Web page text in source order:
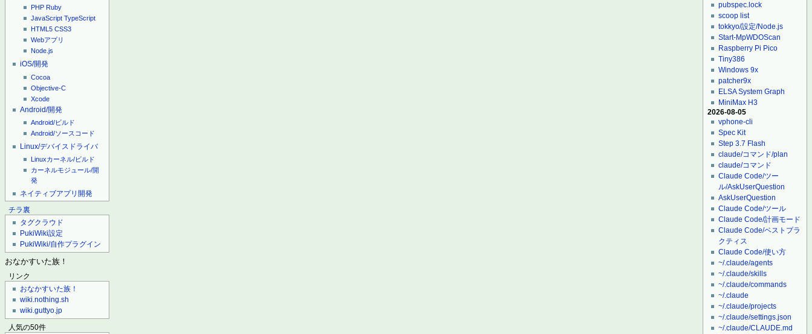
PHP Ruby
JavaScript TypeScript
HTML5 CSS3
Webアプリ
Node.js
iOS/開発
Cocoa
Objective-C
Xcode
Android/開発
Android/ビルド
Android/ソースコード
Linux/デバイスドライバ
Linuxカーネル/ビルド
カーネルモジュール/開
発
ネイティブアプリ開発
チラ裏
タグクラウド
PukiWiki設定
PukiWiki/自作プラグイン
おなかすいた族！
リンク
おなかすいた族！
wiki.nothing.sh
wiki.guttyo.jp
人気の50件
pubspec.lock
scoop list
tokkyo/設定/Node.js
Start-MpWDOScan
Raspberry Pi Pico
Tiny386
Windows 9x
patcher9x
ELSA System Graph
MiniMax H3
2026-08-05
vphone-cli
Spec Kit
Step 3.7 Flash
claude/コマンド/plan
claude/コマンド
Claude Code/ツー
ル/AskUserQuestion
AskUserQuestion
Claude Code/ツール
Claude Code/計画モード
Claude Code/ベストプラ
クティス
Claude Code/使い方
~/.claude/agents
~/.claude/skills
~/.claude/commands
~/.claude
~/.claude/projects
~/.claude/settings.json
~/.claude/CLAUDE.md